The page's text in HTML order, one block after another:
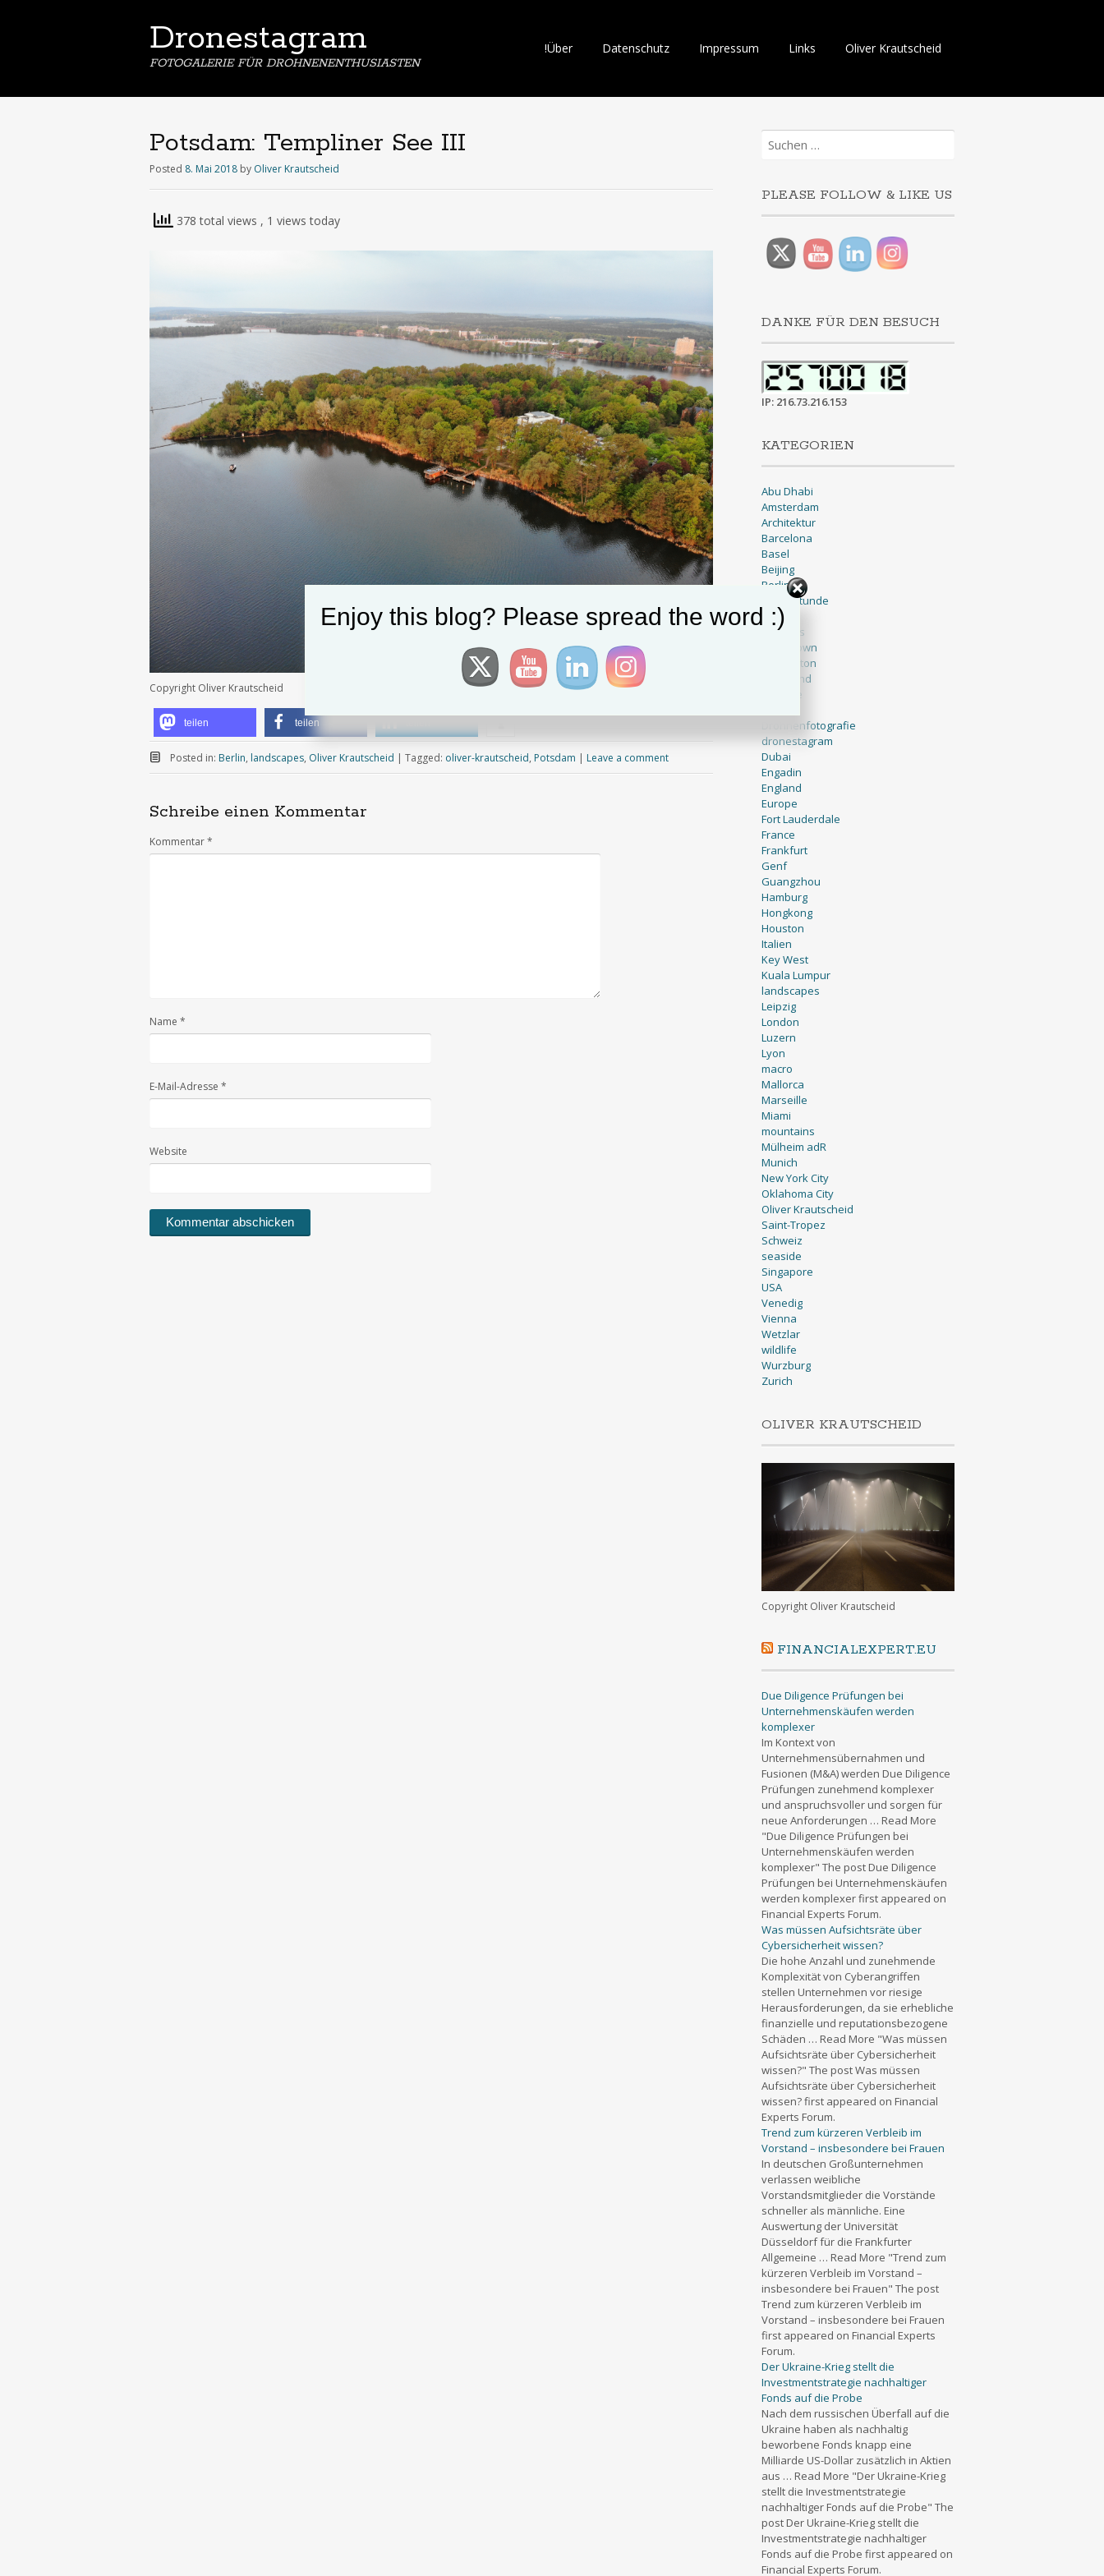
Dronestagram
FOTOGALERIE FÜR DROHNENENTHUSIASTEN
Skip
!Über Datenschutz Impressum Links Oliver Krautscheid
Potsdam: Templiner See III
Posted 8. Mai 2018 by Oliver Krautscheid
378 total views , 1 views today
Copyright Oliver Krautscheid
teilen teilen
Posted in: Berlin, landscapes, Oliver Krautscheid | Tagged: oliver-krautscheid, Potsdam | Leave a comment
Schreibe einen Kommentar
Kommentar*
Name *
E-Mail-Adresse *
Website
Suchen
nach:
PLEASE FOLLOW & LIKE US
DANKE FÜR DEN BESUCH
IP: 216.73.216.153
KATEGORIEN
Abu Dhabi
Amsterdam
Architektur
Barcelona
Basel
Beijing
Berlin
Blaue Stunde
BNW
Brussels
Cape Town
Charleston
Cleveland
Cologne
Drohnenfotografie
dronestagram
Dubai
Engadin
England
Europe
Fort Lauderdale
France
Frankfurt
Genf
Guangzhou
Hamburg
Hongkong
Houston
Italien
Key West
Kuala Lumpur
landscapes
Leipzig
London
Luzern
Lyon
macro
Mallorca
Marseille
Miami
mountains
Mülheim adR
Munich
New York City
Oklahoma City
Oliver Krautscheid
Saint-Tropez
Schweiz
seaside
Singapore
USA
Venedig
Vienna
Wetzlar
wildlife
Wurzburg
Zurich
OLIVER KRAUTSCHEID
Copyright Oliver Krautscheid
FINANCIALEXPERT.EU
Due Diligence Prüfungen bei
Unternehmenskäufen werden
komplexer
Im Kontext von
Unternehmensübernahmen und
Fusionen (M&A) werden Due Diligence
Prüfungen zunehmend komplexer
und anspruchsvoller und sorgen für
neue Anforderungen … Read More
"Due Diligence Prüfungen bei
Unternehmenskäufen werden
komplexer" The post Due Diligence
Prüfungen bei Unternehmenskäufen
werden komplexer first appeared on
Financial Experts Forum.
Was müssen Aufsichtsräte über
Cybersicherheit wissen?
Die hohe Anzahl und zunehmende
Komplexität von Cyberangriffen
stellen Unternehmen vor riesige
Herausforderungen, da sie erhebliche
finanzielle und reputationsbezogene
Schäden … Read More "Was müssen
Aufsichtsräte über Cybersicherheit
wissen?" The post Was müssen
Aufsichtsräte über Cybersicherheit
wissen? first appeared on Financial
Experts Forum.
Trend zum kürzeren Verbleib im
Vorstand – insbesondere bei Frauen
In deutschen Großunternehmen
verlassen weibliche
Vorstandsmitglieder die Vorstände
schneller als männliche. Eine
Auswertung der Universität
Düsseldorf für die Frankfurter
Allgemeine … Read More "Trend zum
kürzeren Verbleib im Vorstand –
insbesondere bei Frauen" The post
Trend zum kürzeren Verbleib im
Vorstand – insbesondere bei Frauen
first appeared on Financial Experts
Forum.
Der Ukraine-Krieg stellt die
Investmentstrategie nachhaltiger
Fonds auf die Probe
Nach dem russischen Überfall auf die
Ukraine haben als nachhaltig
beworbene Fonds knapp eine
Milliarde US-Dollar zusätzlich in Aktien
aus … Read More "Der Ukraine-Krieg
stellt die Investmentstrategie
nachhaltiger Fonds auf die Probe" The
post Der Ukraine-Krieg stellt die
Investmentstrategie nachhaltiger
Fonds auf die Probe first appeared on
Financial Experts Forum.
Enjoy this blog? Please spread the word :)